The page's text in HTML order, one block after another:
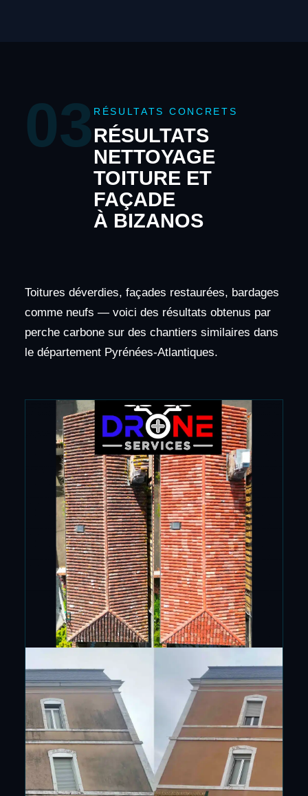
03 RÉSULTATS CONCRETS
RÉSULTATS
NETTOYAGE
TOITURE ET
FAÇADE
À BIZANOS
Toitures déverdies, façades restaurées, bardages
comme neufs — voici des résultats obtenus par
perche carbone sur des chantiers similaires dans
le département Pyrénées-Atlantiques.